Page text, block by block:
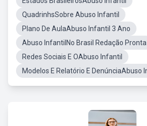
QuadrinhsSobre Abuso Infantil
Plano De AulaAbuso Infantil 3 Ano
Abuso InfantilNo Brasil Redação Pronta
Redes Sociais E OAbuso Infantil
Modelos E Relatório E DenúnciaAbuso